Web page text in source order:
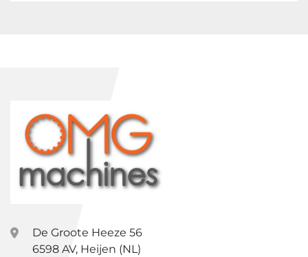
De Groote Heeze 56
6598 AV, Heijen (NL)